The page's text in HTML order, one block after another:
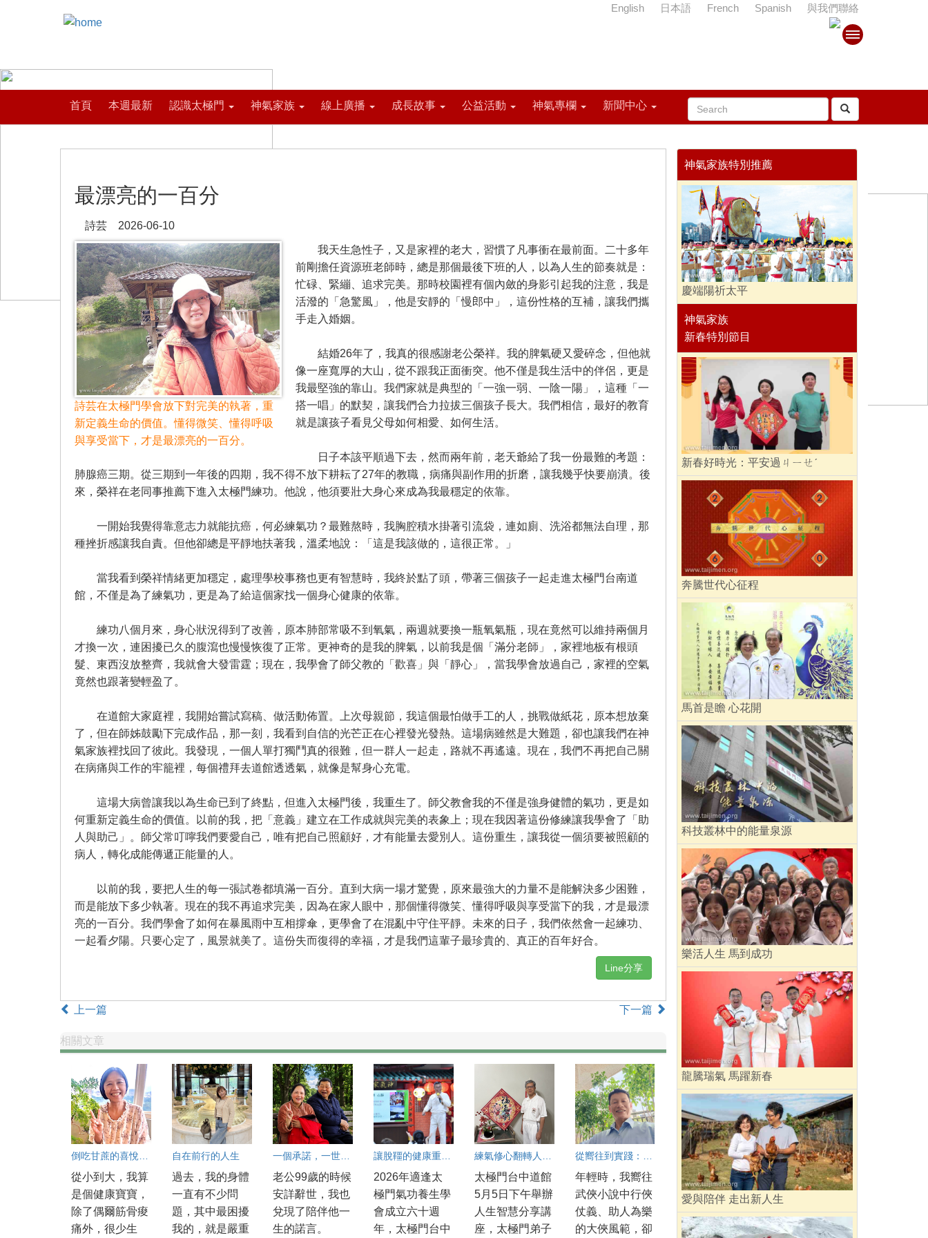
首頁 本週最新 認識太極門 神氣家族 線上廣播 成長故事 公益活動 神氣專欄 新聞中心
English 日本語 French Spanish 與我們聯絡
最漂亮的一百分
詩芸 2026-06-10
詩芸在太極門學會放下對完美的執著，重
新定義生命的價值。懂得微笑、懂得呼吸
與享受當下，才是最漂亮的一百分。
我天生急性子，又是家裡的老大，習慣了凡事衝在最前面。二十多年
前剛擔任資源班老師時，總是那個最後下班的人，以為人生的節奏就是：
忙碌、緊繃、追求完美。那時校園裡有個內斂的身影引起我的注意，我是
活潑的「急驚風」，他是安靜的「慢郎中」，這份性格的互補，讓我們攜
手走入婚姻。
結婚26年了，我真的很感謝老公榮祥。我的脾氣硬又愛碎念，但他就
像一座寬厚的大山，從不跟我正面衝突。他不僅是我生活中的伴侶，更是
我最堅強的靠山。我們家就是典型的「一強一弱、一陰一陽」，這種「一
搭一唱」的默契，讓我們合力拉拔三個孩子長大。我們相信，最好的教育
就是讓孩子看見父母如何相愛、如何生活。
日子本該平順過下去，然而兩年前，老天爺給了我一份最難的考題：
肺腺癌三期。從三期到一年後的四期，我不得不放下耕耘了27年的教職，病痛與副作用的折磨，讓我幾乎快要崩潰。後
來，榮祥在老同事推薦下進入太極門練功。他說，他須要壯大身心來成為我最穩定的依靠。
一開始我覺得靠意志力就能抗癌，何必練氣功？最難熬時，我胸腔積水掛著引流袋，連如廁、洗浴都無法自理，那
種挫折感讓我自責。但他卻總是平靜地扶著我，溫柔地說：「這是我該做的，這很正常。」
當我看到榮祥情緒更加穩定，處理學校事務也更有智慧時，我終於點了頭，帶著三個孩子一起走進太極門台南道
館，不僅是為了練氣功，更是為了給這個家找一個身心健康的依靠。
練功八個月來，身心狀況得到了改善，原本肺部常吸不到氧氣，兩週就要換一瓶氧氣瓶，現在竟然可以維持兩個月
才換一次，連困擾已久的腹瀉也慢慢恢復了正常。更神奇的是我的脾氣，以前我是個「滿分老師」，家裡地板有根頭
髮、東西沒放整齊，我就會大發雷霆；現在，我學會了師父教的「歡喜」與「靜心」，當我學會放過自己，家裡的空氣
竟然也跟著變輕盈了。
在道館大家庭裡，我開始嘗試寫稿、做活動佈置。上次母親節，我這個最怕做手工的人，挑戰做紙花，原本想放棄
了，但在師姊鼓勵下完成作品，那一刻，我看到自信的光芒正在心裡發光發熱。這場病雖然是大難題，卻也讓我們在神
氣家族裡找回了彼此。我發現，一個人單打獨鬥真的很難，但一群人一起走，路就不再遙遠。現在，我們不再把自己關
在病痛與工作的牢籠裡，每個禮拜去道館透透氣，就像是幫身心充電。
這場大病曾讓我以為生命已到了終點，但進入太極門後，我重生了。師父教會我的不僅是強身健體的氣功，更是如
何重新定義生命的價值。以前的我，把「意義」建立在工作成就與完美的表象上；現在我因著這份修練讓我學會了「助
人與助己」。師父常叮嚀我們要愛自己，唯有把自己照顧好，才有能量去愛別人。這份重生，讓我從一個須要被照顧的
病人，轉化成能傳遞正能量的人。
以前的我，要把人生的每一張試卷都填滿一百分。直到大病一場才驚覺，原來最強大的力量不是能解決多少困難，
而是能放下多少執著。現在的我不再追求完美，因為在家人眼中，那個懂得微笑、懂得呼吸與享受當下的我，才是最漂
亮的一百分。我們學會了如何在暴風雨中互相撐傘，更學會了在混亂中守住平靜。未來的日子，我們依然會一起練功、
一起看夕陽。只要心定了，風景就美了。這份失而復得的幸福，才是我們這輩子最珍貴的、真正的百年好合。
Line分享
上一篇 下一篇
相關文章
從小到大，我算
是個健康寶寶，
除了偶爾筋骨痠
痛外，很少生
自在前行的人生
過去，我的身體
一直有不少問
題，其中最困擾
我的，就是嚴重
一個承諾，一世深情
老公99歲的時候
安詳辭世，我也
兌現了陪伴他一
生的諾言。
讓脫韁的健康重回正軌
2026年適逢太
極門氣功養生學
會成立六十週
年，太極門台中
太極門台中道館
5月5日下午舉辦
人生智慧分享講
座，太極門弟子
年輕時，我嚮往
武俠小說中行俠
仗義、助人為樂
的大俠風範，卻
神氣家族特別推薦
慶端陽祈太平
神氣家族
新春特別節目
新春好時光：平安過ㄐㄧㄝˊ
奔騰世代心征程
馬首是瞻 心花開
科技叢林中的能量泉源
樂活人生 馬到成功
龍騰瑞氣 馬躍新春
愛與陪伴 走出新人生